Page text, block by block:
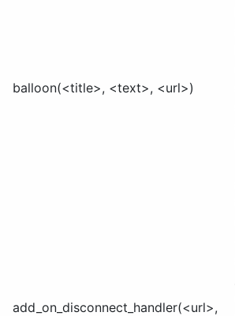
balloon(<title>, <text>, <url>)
add_on_disconnect_handler(<url>,